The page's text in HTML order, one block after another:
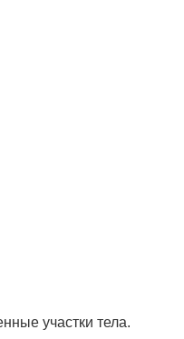
участки тела.